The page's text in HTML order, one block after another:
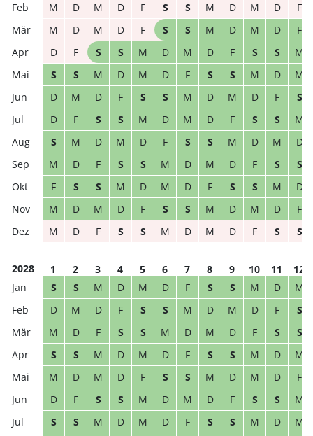
M D M D F S S M D M D
F
M
D M D F S S M D M D
F
D
F S S M D M D F S S
M
S
S M D M D F S S M D
M
D
M D F S S M D M D F
S
D
F S S M D M D F S S
M
S
M D M D F S S M D M
D
M
D F S S M D M D F S
S
F
S S M D M D F S S M
D
M
D M D F S S M D M D
F
M
D F S S M D M D F S S
2028 1 2 3 4 5 6 7 8 9 10 11
12
S
S M D M D F S S M D
M
D
M D F S S M D M D F
S
M
D F S S M D M D F S
S
S
S M D M D F S S M D
M
M
D M D F S S M D M D
F
D
F S S M D M D F S S
M
S
S M D M D F S S M D
M